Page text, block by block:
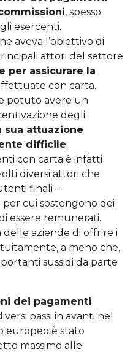
, spesso
esercenti.
aveva l’obiettivo di
attori del settore
per assicurare la
con carta.
potuto avere un
degli
sua attuazione
difficile.
con carta è infatti
diversi attori che
finali –
cui sostengono dei
essere remunerati.
delle aziende di offrire i
a meno che,
sussidi da parte
dei pagamenti
passi in avanti nel
europeo è stato
massimo alle